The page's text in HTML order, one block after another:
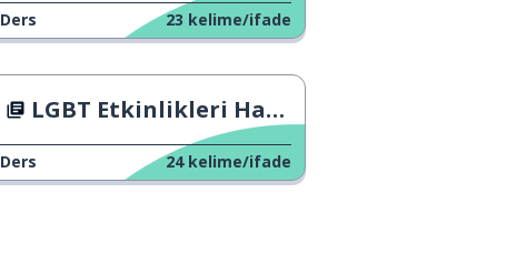
Ders 23 kelime/ifade
LGBT Etkinlikleri Hakkında Konuşma
Ders 24 kelime/ifade